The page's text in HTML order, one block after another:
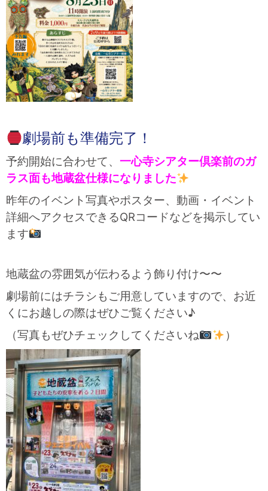
劇場前も準備完了！
予約開始に合わせて、 一心寺シアター倶楽前のガ
ラス面も地蔵盆仕様になりました
昨年のイベント写真やポスター、動画・イベント
詳細へアクセスできるQRコードなどを掲示してい
ます
地蔵盆の雰囲気が伝わるよう飾り付け〜〜
劇場前にはチラシもご用意していますので、お近
くにお越しの際はぜひご覧ください♪
（写真もぜひチェックしてくださいね
）